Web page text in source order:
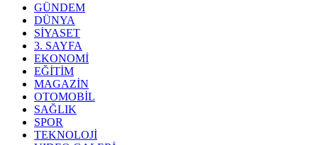
GÜNDEM
DÜNYA
SİYASET
3. SAYFA
EKONOMİ
EĞİTİM
MAGAZİN
OTOMOBİL
SAĞLIK
SPOR
TEKNOLOJİ